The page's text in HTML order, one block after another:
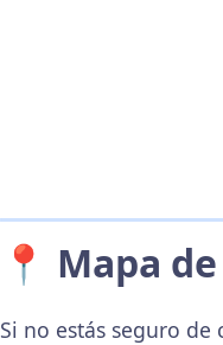
📍 Mapa
Si no estás seguro